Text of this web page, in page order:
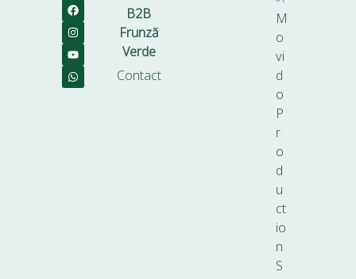
B2B
Frunză
Verde
Contact
M
o
vi
d
o
P
r
o
d
u
ct
io
n
S